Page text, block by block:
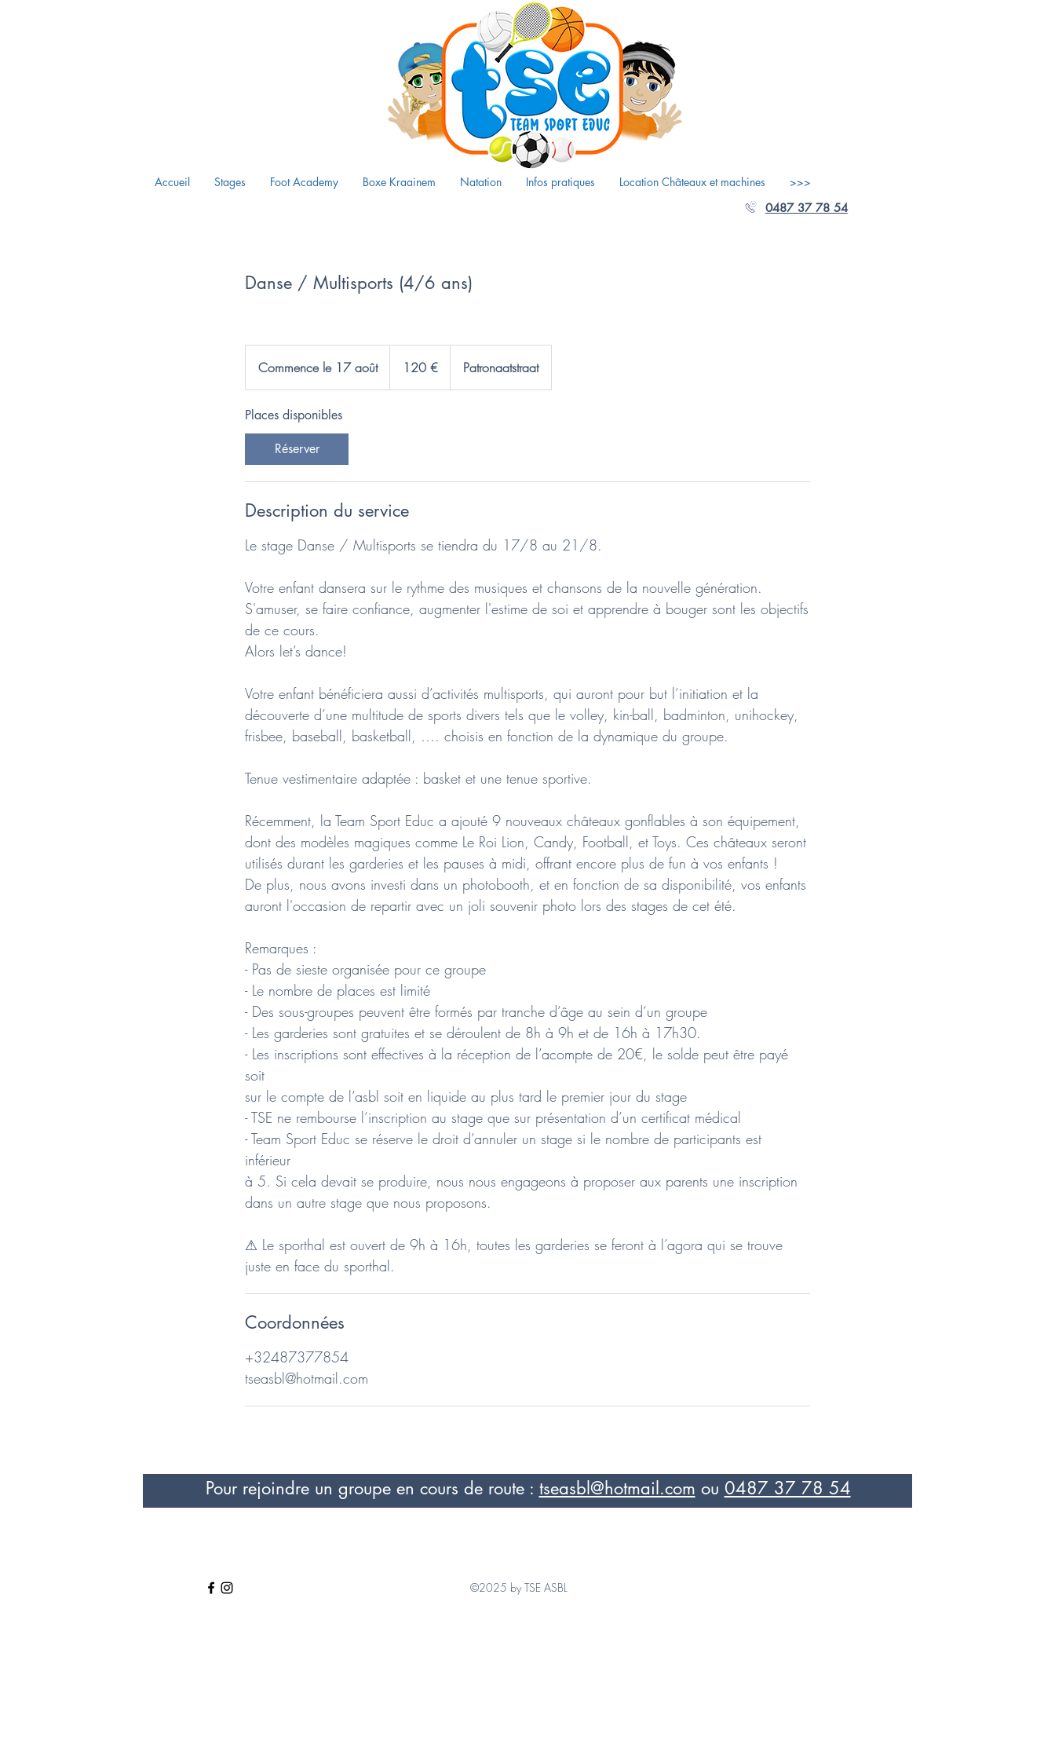
Accueil Stages Foot Academy Boxe Kraainem Natation Infos pratiques Location Châteaux et machines
>>>
0487 37 78 54
Danse / Multisports (4/6 ans)
Commence le 17 aoûtC
o
c
e
1
a
o
120 € Patronaatstraat
Places disponibles
Réserver
Description du service
Le stage Danse / Multisports se tiendra du 17/8 au 21/8.
Votre enfant dansera sur le rythme des musiques et chansons de la nouvelle génération.
S'amuser, se faire confiance, augmenter l'estime de soi et apprendre à bouger sont les objectifs
de ce cours.
Alors let’s dance!
Votre enfant bénéficiera aussi d’activités multisports, qui auront pour but l’initiation et la
découverte d’une multitude de sports divers tels que le volley, kin-ball, badminton, unihockey,
frisbee, baseball, basketball, …. choisis en fonction de la dynamique du groupe.
Tenue vestimentaire adaptée : basket et une tenue sportive.
Récemment, la Team Sport Educ a ajouté 9 nouveaux châteaux gonflables à son équipement,
dont des modèles magiques comme Le Roi Lion, Candy, Football, et Toys. Ces châteaux seront
utilisés durant les garderies et les pauses à midi, offrant encore plus de fun à vos enfants !
De plus, nous avons investi dans un photobooth, et en fonction de sa disponibilité, vos enfants
auront l'occasion de repartir avec un joli souvenir photo lors des stages de cet été.
Remarques :
- Pas de sieste organisée pour ce groupe
- Le nombre de places est limité
- Des sous-groupes peuvent être formés par tranche d’âge au sein d’un groupe
- Les garderies sont gratuites et se déroulent de 8h à 9h et de 16h à 17h30.
- Les inscriptions sont effectives à la réception de l’acompte de 20€, le solde peut être payé
soit
sur le compte de l’asbl soit en liquide au plus tard le premier jour du stage
- TSE ne rembourse l’inscription au stage que sur présentation d’un certificat médical
- Team Sport Educ se réserve le droit d’annuler un stage si le nombre de participants est
inférieur
à 5. Si cela devait se produire, nous nous engageons à proposer aux parents une inscription
dans un autre stage que nous proposons.
⚠ Le sporthal est ouvert de 9h à 16h, toutes les garderies se feront à l’agora qui se trouve
juste en face du sporthal.
Coordonnées
+32487377854
tseasbl@hotmail.com
Pour rejoindre un groupe en cours de route : tseasbl@hotmail.com ou 0487 37 78 54
©2025 by TSE ASBL